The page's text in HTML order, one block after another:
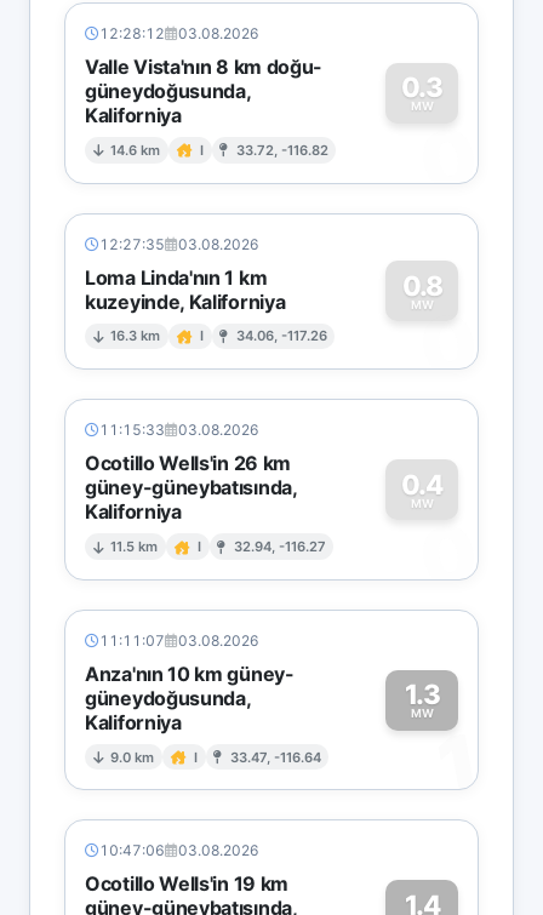
12:28:12 03.08.2026
Valle Vista'nın 8 km doğu-
güneydoğusunda,
Kaliforniya
14.6 km I 33.72, -116.82
0.3
MW
0
12:27:35 03.08.2026
Loma Linda'nın 1 km
kuzeyinde, Kaliforniya
16.3 km I 34.06, -117.26
0.8
MW
0
11:15:33 03.08.2026
Ocotillo Wells'in 26 km
güney-güneybatısında,
Kaliforniya
11.5 km I 32.94, -116.27
0.4
MW
0
11:11:07 03.08.2026
Anza'nın 10 km güney-
güneydoğusunda,
Kaliforniya
9.0 km I 33.47, -116.64
1.3
MW
1
10:47:06 03.08.2026
Ocotillo Wells'in 19 km
güney-güneybatısında,
1.4